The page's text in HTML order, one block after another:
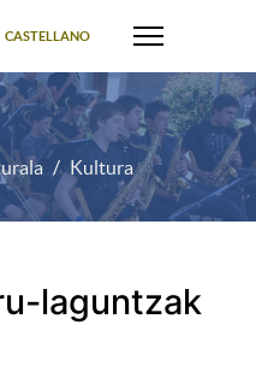
CASTELLANO
Kultura
laguntzak